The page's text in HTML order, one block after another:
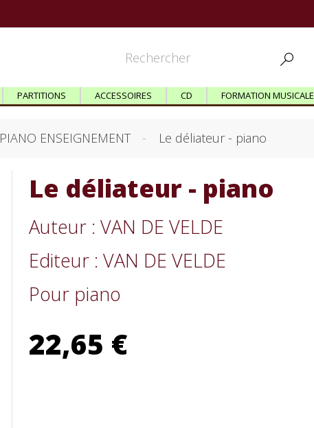

PARTITIONS ACCESSOIRES CD FORMATION MUSICALE
PIANO ENSEIGNEMENT Le déliateur - piano
Le déliateur - piano
Auteur : VAN DE VELDE
Editeur : VAN DE VELDE
Pour piano
22,65 €